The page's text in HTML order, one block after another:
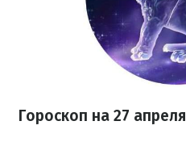
Гороскоп на 27 апреля